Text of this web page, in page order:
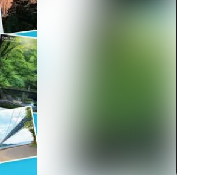
フォトダウンロード
関連リンク